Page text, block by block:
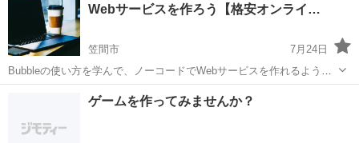
Webサービスを作ろう【格安オンライ…
笠間市
7月24日
Bubbleの使い方を学んで、ノーコードでWebサービスを作れるように
なりませんか？ Bubbleはコードを書かずともWebサービスを作れるノ
ーコードサービスです。 海外ではすでにBubbleは大きな人気を得て
プログラミング
ゲームを作ってみませんか？